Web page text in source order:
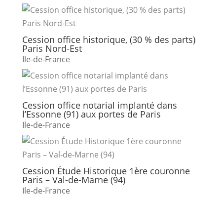
Cession office historique, (30 % des parts)
Paris Nord-Est
Ile-de-France
Cession office notarial implanté dans
l’Essonne (91) aux portes de Paris
Ile-de-France
Cession Étude Historique 1ère couronne
Paris – Val-de-Marne (94)
Ile-de-France